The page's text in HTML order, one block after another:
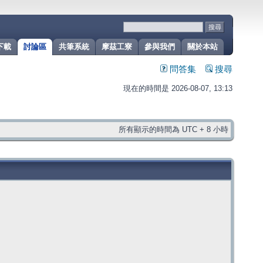
關於本站
參與我們
摩茲工寮
共筆系統
討論區
載
問答集 搜尋
現在的時間是 2026-08-07, 13:13
所有顯示的時間為 UTC + 8 小時